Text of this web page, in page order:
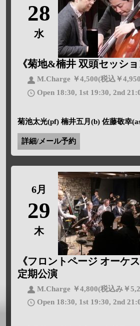
28
水
《菊地&楠井 双頭セッショ
M.Charge ￥4,500(税込￥
Open 18:30, 1st 19:30, 2nd
菊池太光(pf) 楠井五月(b) 佐藤敬幸
詳細/メール予約
6月
29
木
《フロントページ オーケス
定期公演
M.Charge ￥4,800(税込み￥
Open 18:30, 1st 19:30, 2nd